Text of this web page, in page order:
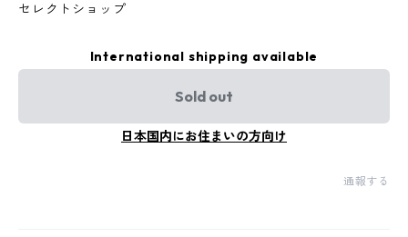
セレクトショップ
International shipping available
Sold out
日本国内にお住まいの方向け
通報する